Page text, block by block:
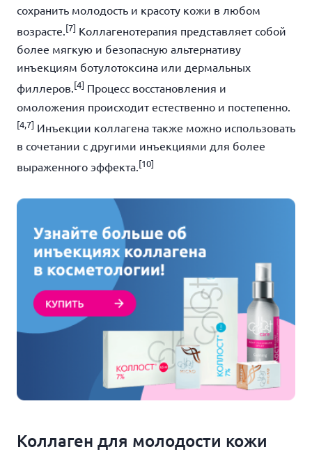
сохранить молодость и красоту кожи в любом
возрасте. [7] Коллагенотерапия представляет собой
более мягкую и безопасную альтернативу
инъекциям ботулотоксина или дермальных
филлеров. [4] Процесс восстановления и
омоложения происходит естественно и постепенно.
[4,7] Инъекции коллагена также можно использовать
в сочетании с другими инъекциями для более
выраженного эффекта. [10]
Коллаген для молодости кожи